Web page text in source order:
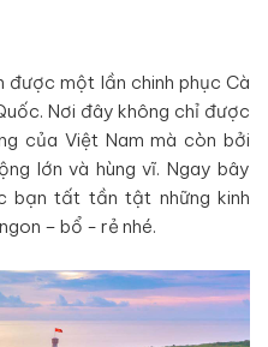
được một lần chinh phục Cà
Nơi đây không chỉ được
của Việt Nam mà còn bởi
lớn và hùng vĩ. Ngay bây
bạn tất tần tật những kinh
– bổ - rẻ nhé.